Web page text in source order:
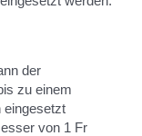
der
zu einem
eingesetzt
von 1 Fr